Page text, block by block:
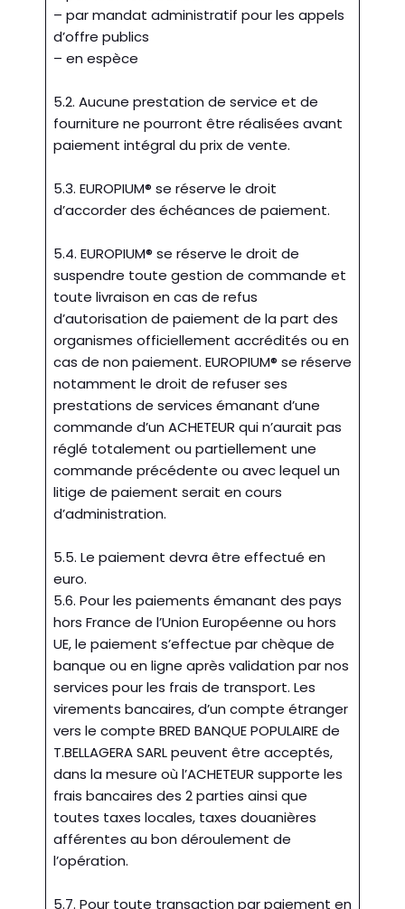
– par mandat administratif pour les appels
d’offre publics
– en espèce
5.2. Aucune prestation de service et de
fourniture ne pourront être réalisées avant
paiement intégral du prix de vente.
5.3. EUROPIUM® se réserve le droit
d’accorder des échéances de paiement.
5.4. EUROPIUM® se réserve le droit de
suspendre toute gestion de commande et
toute livraison en cas de refus
d’autorisation de paiement de la part des
organismes officiellement accrédités ou en
cas de non paiement. EUROPIUM® se réserve
notamment le droit de refuser ses
prestations de services émanant d’une
commande d’un ACHETEUR qui n’aurait pas
réglé totalement ou partiellement une
commande précédente ou avec lequel un
litige de paiement serait en cours
d’administration.
5.5. Le paiement devra être effectué en
euro.
5.6. Pour les paiements émanant des pays
hors France de l’Union Européenne ou hors
UE, le paiement s’effectue par chèque de
banque ou en ligne après validation par nos
services pour les frais de transport. Les
virements bancaires, d’un compte étranger
vers le compte BRED BANQUE POPULAIRE de
T.BELLAGERA SARL peuvent être acceptés,
dans la mesure où l’ACHETEUR supporte les
frais bancaires des 2 parties ainsi que
toutes taxes locales, taxes douanières
afférentes au bon déroulement de
l’opération.
5.7. Pour toute transaction par paiement en